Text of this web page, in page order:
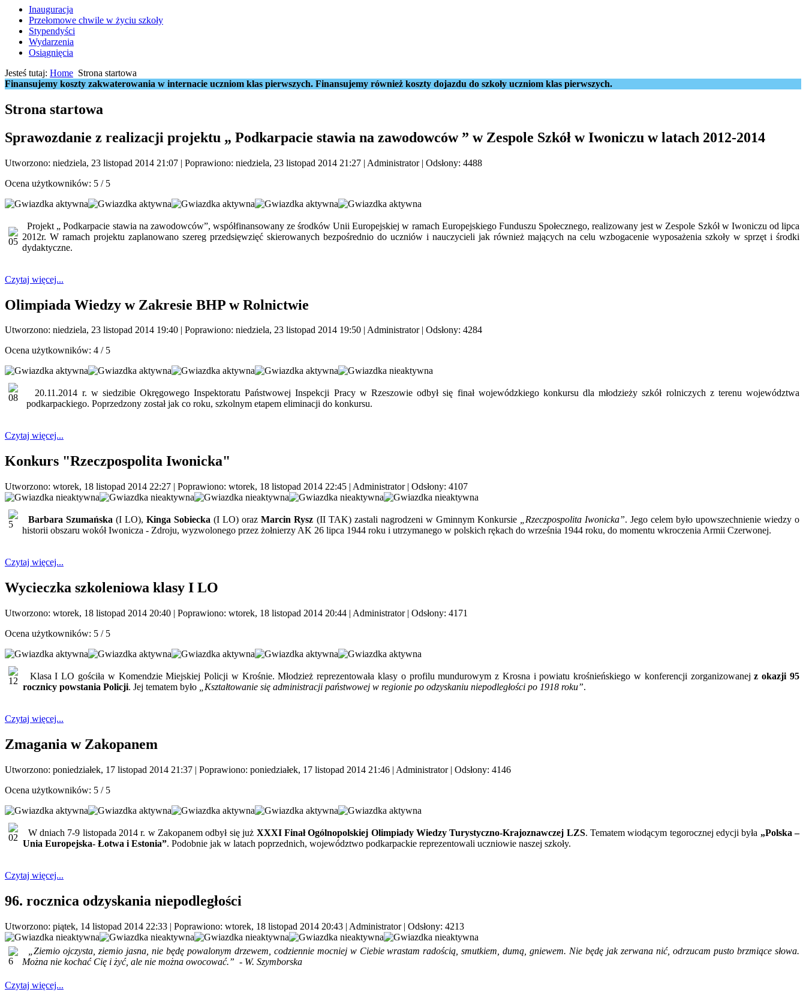
Inauguracja
Przełomowe chwile w życiu szkoły
Stypendyści
Wydarzenia
Osiągnięcia
Jesteś tutaj: Home Strona startowa
Finansujemy koszty zakwaterowania w internacie uczniom klas pierwszych. Finansujemy również koszty dojazdu do szkoły uczniom klas pierwszych.
Strona startowa
Sprawozdanie z realizacji projektu „ Podkarpacie stawia na zawodowców ” w Zespole Szkół w Iwoniczu w latach 2012-2014
Utworzono: niedziela, 23 listopad 2014 21:07 | Poprawiono: niedziela, 23 listopad 2014 21:27 | Administrator| Odsłony: 4488
Ocena użytkowników: 5 / 5
Projekt „ Podkarpacie stawia na zawodowców”, współfinansowany ze środków Unii Europejskiej w ramach Europejskiego Funduszu Społecznego, realizowany jest w Zespole Szkół w Iwoniczu od lipca
2012r. W ramach projektu zaplanowano szereg przedsięwzięć skierowanych bezpośrednio do uczniów i nauczycieli jak również mających na celu wzbogacenie wyposażenia szkoły w sprzęt i środki
dydaktyczne.
Czytaj więcej...
Olimpiada Wiedzy w Zakresie BHP w Rolnictwie
Utworzono: niedziela, 23 listopad 2014 19:40 Poprawiono: niedziela, 23 listopad 2014 19:50 Administrator| Odsłony: 4284
Ocena użytkowników: 4 / 5
20.11.2014 r. w siedzibie Okręgowego Inspektoratu Państwowej Inspekcji Pracy w Rzeszowie odbył się finał wojewódzkiego konkursu dla młodzieży szkół rolniczych z terenu województwa
podkarpackiego. Poprzedzony został jak co roku, szkolnym etapem eliminacji do konkursu.
Czytaj więcej...
Konkurs "Rzeczpospolita Iwonicka"
Utworzono: wtorek, 18 listopad 2014 22:27 | Poprawiono: wtorek, 18 listopad 2014 22:45 | Administrator| Odsłony: 4107
Barbara Szumańska (I LO),Kinga Sobiecka (I LO) orazMarcin Rysz (II TAK) zastali nagrodzeni w Gminnym Konkursie „Rzeczpospolita Iwonicka”. Jego celem było upowszechnienie wiedzy o
historii obszaru wokół Iwonicza - Zdroju, wyzwolonego przez żołnierzy AK 26 lipca 1944 roku i utrzymanego w polskich rękach do września 1944 roku, do momentu wkroczenia Armii Czerwonej.
Czytaj więcej...
Wycieczka szkoleniowa klasy I LO
Utworzono: wtorek, 18 listopad 2014 20:40 | Poprawiono: wtorek, 18 listopad 2014 20:44 | Administrator| Odsłony: 4171
Ocena użytkowników: 5 / 5
Klasa I LO gościła w Komendzie Miejskiej Policji w Krośnie. Młodzież reprezentowała klasy o profilu mundurowym z Krosna i powiatu krośnieńskiego w konferencji zorganizowanejz okazji 95
rocznicy powstania Policji. Jej tematem było „Kształtowanie się administracji państwowej w regionie po odzyskaniu niepodległości po 1918 roku”.
Czytaj więcej...
Zmagania w Zakopanem
Utworzono: poniedziałek, 17 listopad 2014 21:37 | Poprawiono: poniedziałek, 17 listopad 2014 21:46 | Administrator| Odsłony: 4146
Ocena użytkowników: 5 / 5
W dniach 7-9 listopada 2014 r. w Zakopanem odbył się już XXXI Finał Ogólnopolskiej Olimpiady Wiedzy Turystyczno-Krajoznawczej LZS. Tematem wiodącym tegorocznej edycji była „Polska –
Unia Europejska- Łotwa i Estonia”. Podobnie jak w latach poprzednich, województwo podkarpackie reprezentowali uczniowie naszej szkoły.
Czytaj więcej...
96. rocznica odzyskania niepodległości
Utworzono: piątek, 14 listopad 2014 22:33 | Poprawiono: wtorek, 18 listopad 2014 20:43 | Administrator| Odsłony: 4213
„Ziemio ojczysta, ziemio jasna, nie będę powalonym drzewem, codziennie mocniej w Ciebie wrastam radością, smutkiem, dumą, gniewem. Nie będę jak zerwana nić, odrzucam pusto brzmiące słowa.
Można nie kochać Cię i żyć, ale nie można owocować.” - W. Szymborska
Czytaj więcej...